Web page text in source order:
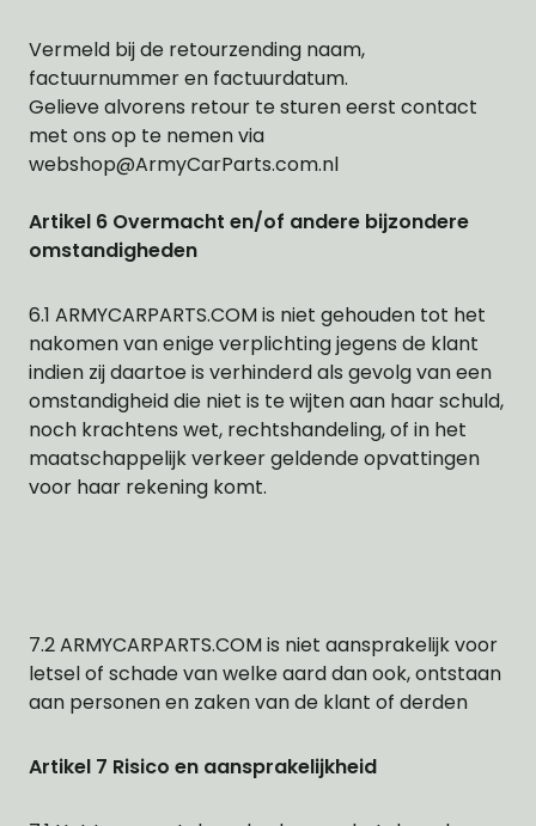
Vermeld bij de retourzending naam,
factuurnummer en factuurdatum.
Gelieve alvorens retour te sturen eerst contact
met ons op te nemen via
webshop@ArmyCarParts.com.nl
Artikel 6 Overmacht en/of andere bijzondere
omstandigheden
6.1 ARMYCARPARTS.COM is niet gehouden tot het
nakomen van enige verplichting jegens de klant
indien zij daartoe is verhinderd als gevolg van een
omstandigheid die niet is te wijten aan haar schuld,
noch krachtens wet, rechtshandeling, of in het
maatschappelijk verkeer geldende opvattingen
voor haar rekening komt.
7.2 ARMYCARPARTS.COM is niet aansprakelijk voor
letsel of schade van welke aard dan ook, ontstaan
aan personen en zaken van de klant of derden
Artikel 7 Risico en aansprakelijkheid